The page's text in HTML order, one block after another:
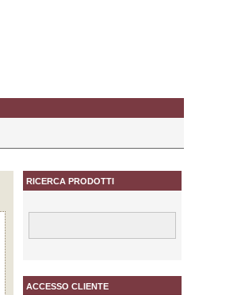
RICERCA PRODOTTI
ACCESSO CLIENTE